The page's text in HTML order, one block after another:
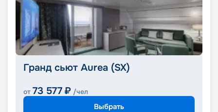
Гранд сьют Aurea (SX)
от 73 577 ₽ /чел
Выбрать